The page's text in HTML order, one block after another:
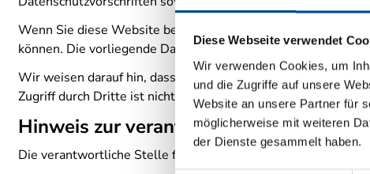
Diese Webseite verwendet
Wir verwenden Cookies, um
und die Zugriffe auf unsere
Website an unsere Partner für
möglicherweise mit weiteren
der Dienste gesammelt haben.
Wenn Sie diese Website benutzen, werden verschiedene
können. Die vorliegende Datenschutzerklärung erläutert,
Wir weisen darauf hin, dass die Datenübertragung im
Zugriff durch Dritte ist nicht möglich.
Hinweis zur verantwortlichen Stelle
Die verantwortliche Stelle für die Datenverarbeitung auf